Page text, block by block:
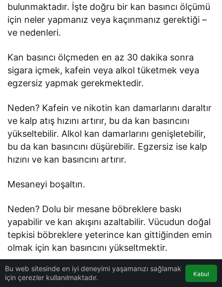
bulunmaktadır. İşte doğru bir kan basıncı ölçümü
için neler yapmanız veya kaçınmanız gerektiği –
ve nedenleri.
Kan basıncı ölçmeden en az 30 dakika sonra
sigara içmek, kafein veya alkol tüketmek veya
egzersiz yapmak gerekmektedir.
Neden? Kafein ve nikotin kan damarlarını daraltır
ve kalp atış hızını artırır, bu da kan basıncını
yükseltebilir. Alkol kan damarlarını genişletebilir,
bu da kan basıncını düşürebilir. Egzersiz ise kalp
hızını ve kan basıncını artırır.
Mesaneyi boşaltın.
Neden? Dolu bir mesane böbreklere baskı
yapabilir ve kan akışını azaltabilir. Vücudun doğal
tepkisi böbreklere yeterince kan gittiğinden emin
olmak için kan basıncını yükseltmektir.
Rahat bir şekilde oturun, kolunuzu kalp
Bu web sitesinde en iyi deneyimi yaşamanızı sağlamak
için çerezler kullanılmaktadır.
Kabul